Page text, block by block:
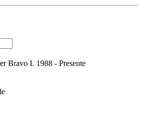
Bravo I. 1988 - Presente